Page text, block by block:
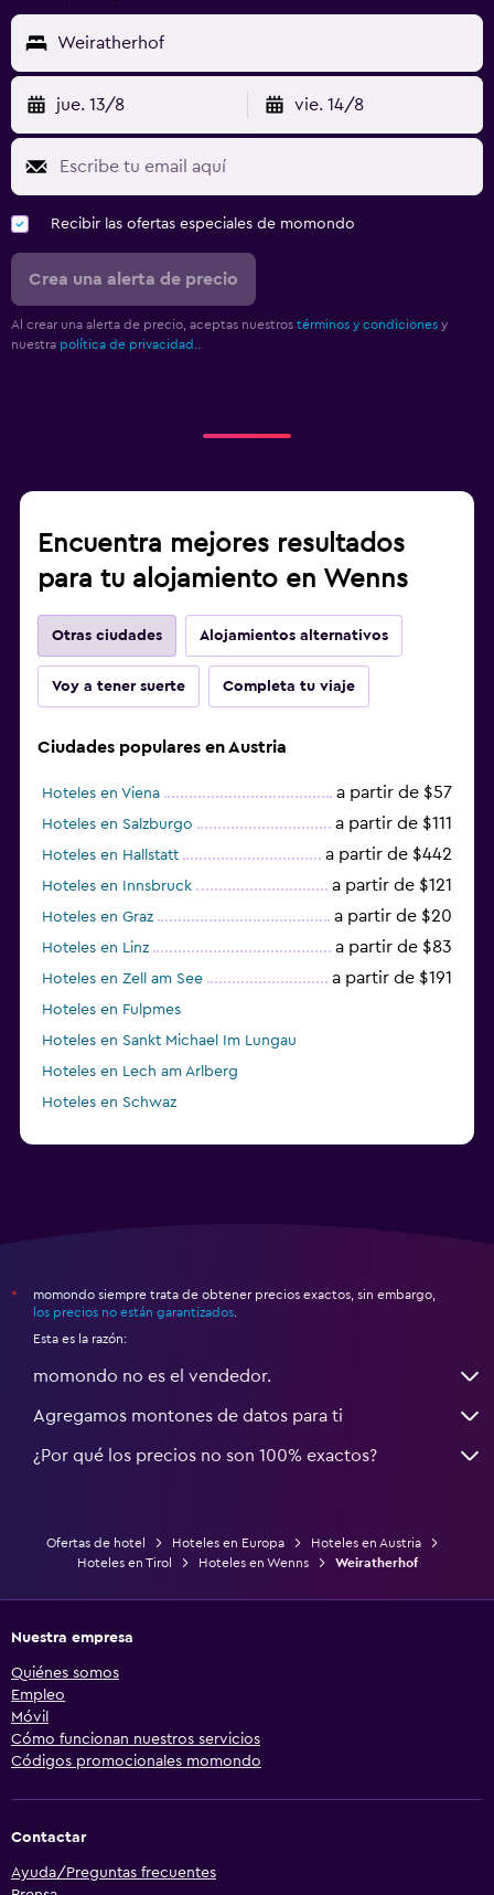
Weiratherhof
jue. 13/8 vie. 14/8
Recibir las ofertas especiales de momondo
Crea una alerta de precio
Al crear una alerta de precio, aceptas nuestros términos y condiciones y
nuestra política de privacidad.
Encuentra mejores resultados
para tu alojamiento en Wenns
Otras ciudades Alojamientos alternativos
Voy a tener suerte Completa tu viaje
Ciudades populares en Austria
Hoteles en Viena a partir de $57
Hoteles en Salzburgo a partir de $111
Hoteles en Hallstatt a partir de $442
Hoteles en Innsbruck a partir de $121
Hoteles en Graz a partir de $20
Hoteles en Linz a partir de $83
Hoteles en Zell am See a partir de $191
Hoteles en Fulpmes
Hoteles en Sankt Michael Im Lungau
Hoteles en Lech am Arlberg
Hoteles en Schwaz
*
momondo siempre trata de obtener precios exactos, sin embargo,
los precios no están garantizados
Esta es la razón:
momondo no es el vendedor.
Agregamos montones de datos para ti
¿Por qué los precios no son 100% exactos?
Ofertas de hotel Hoteles en Europa
Hoteles en Austria
Hoteles en Tirol
Hoteles en Wenns Weiratherhof
Nuestra empresa
Quiénes somos
Empleo
Móvil
Cómo funcionan nuestros servicios
Códigos promocionales momondo
Contactar
Ayuda/Preguntas frecuentes